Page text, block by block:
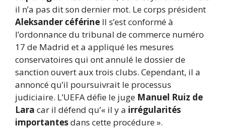
il n’a pas dit son dernier mot. Le corps président
Aleksander céférine Il s’est conformé à
l’ordonnance du tribunal de commerce numéro
17 de Madrid et a appliqué les mesures
conservatoires qui ont annulé le dossier de
sanction ouvert aux trois clubs. Cependant, il a
annoncé qu’il poursuivrait le processus
judiciaire. L’UEFA défie le juge Manuel Ruiz de
Lara car il défend qu’« il y a irrégularités
importantesdans cette procédure ».